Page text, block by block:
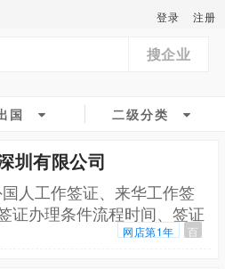
登录 注册
搜企业
国 二级分类
圳有限公司
人工作签证、来华工作签
证办理条件流程时间、签证
网店第1年 百